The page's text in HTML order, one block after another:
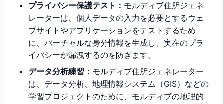
プライバシー保護テスト： モルディブ住所ジェネ
レーターは、個人データの入力を必要とするウェ
ブサイトやアプリケーションをテストするため
に、バーチャルな身分情報を生成し、実在のプラ
イバシーが漏洩するのを防ぎます。
データ分析練習： モルディブ住所ジェネレーター
は、データ分析、地理情報システム（GIS）などの
学習プロジェクトのために、モルディブの地理的